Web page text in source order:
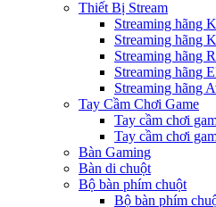
Thiết Bị Stream
Streaming hãng
Streaming hãng
Streaming hãng
Streaming hãng
Streaming hãng
Tay Cầm Chơi Game
Tay cầm chơi
Tay cầm chơi
Bàn Gaming
Bàn di chuột
Bộ bàn phím chuột
Bộ bàn phím